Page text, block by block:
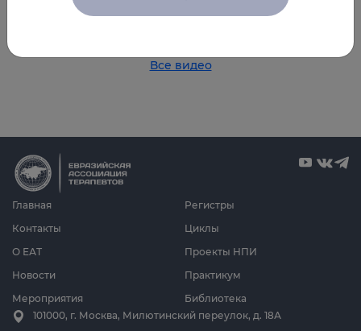
Все видео
Главная
О ЕАТ
Новости
Мероприятия
Циклы
Проекты НПИ
Практикум
Библиотека
Регистры
Контакты
101000, г. Москва, Милютинский переулок, д. 18А